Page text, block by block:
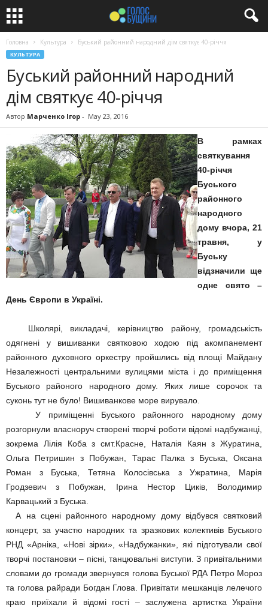
Головна Культура Буський районний народний дім святкує 40-річчя
КУЛЬТУРА
Буський районний народний
дім святкує 40-річчя
Автор Марченко Ігор - May 23, 2016
В рамках
святкування
40-річчя
Буського
районного
народного
дому вчора, 21
травня, у
Буську
відзначили ще
одне свято –
День Європи в Україні.
Школярі, викладачі, керівництво району, громадськість
одягнені у вишиванки святковою ходою під акомпанемент
районного духовного оркестру пройшлись від площі Майдану
Незалежності центральними вулицями міста і до приміщення
Буського районого народного дому. Яких лише сорочок та
суконь тут не було! Вишиванкове море вирувало.
У приміщенні Буського районного народному дому
розгорнули власноруч створені творчі роботи відомі надбужанці,
зокрема Лілія Коба з смт.Красне, Наталія Каян з Журатина,
Ольга Петришин з Побужан, Тарас Палка з Буська, Оксана
Роман з Буська, Тетяна Колосівська з Ужратина, Марія
Гродзевич з Побужан, Ірина Нестор Циків, Володимир
Карвацький з Буська.
А на сцені районного народному дому відбувся святковий
концерт, за участю народних та зразкових колективів Буського
РНД «Арніка, «Нові зірки», «Надбужанки», які підготували свої
творчі постановки – пісні, танцювальні виступи. З привітальними
словами до громади звернувся голова Буської РДА Петро Мороз
та голова райради Богдан Глова. Привітати мешканців лелечого
краю приїхали й відомі гості – заслужена артистка України